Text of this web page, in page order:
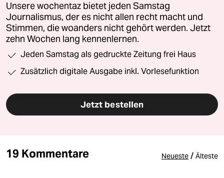
Unsere wochentaz bietet jeden Samstag
Journalismus, der es nicht allen recht macht und
Stimmen, die woanders nicht gehört werden. Jetzt
zehn Wochen lang kennenlernen.
Jeden Samstag als gedruckte Zeitung frei Haus
Zusätzlich digitale Ausgabe inkl. Vorlesefunktion
Jetzt bestellen
19 Kommentare Neueste / Älteste